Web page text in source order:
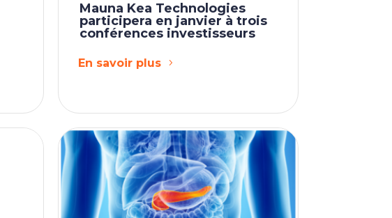
Mauna Kea Technologies
participera en janvier à trois
conférences investisseurs
En savoir plus